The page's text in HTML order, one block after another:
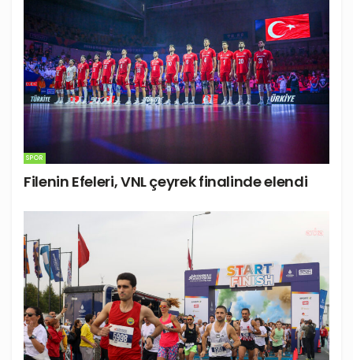
SPOR
Filenin Efeleri, VNL çeyrek finalinde elendi